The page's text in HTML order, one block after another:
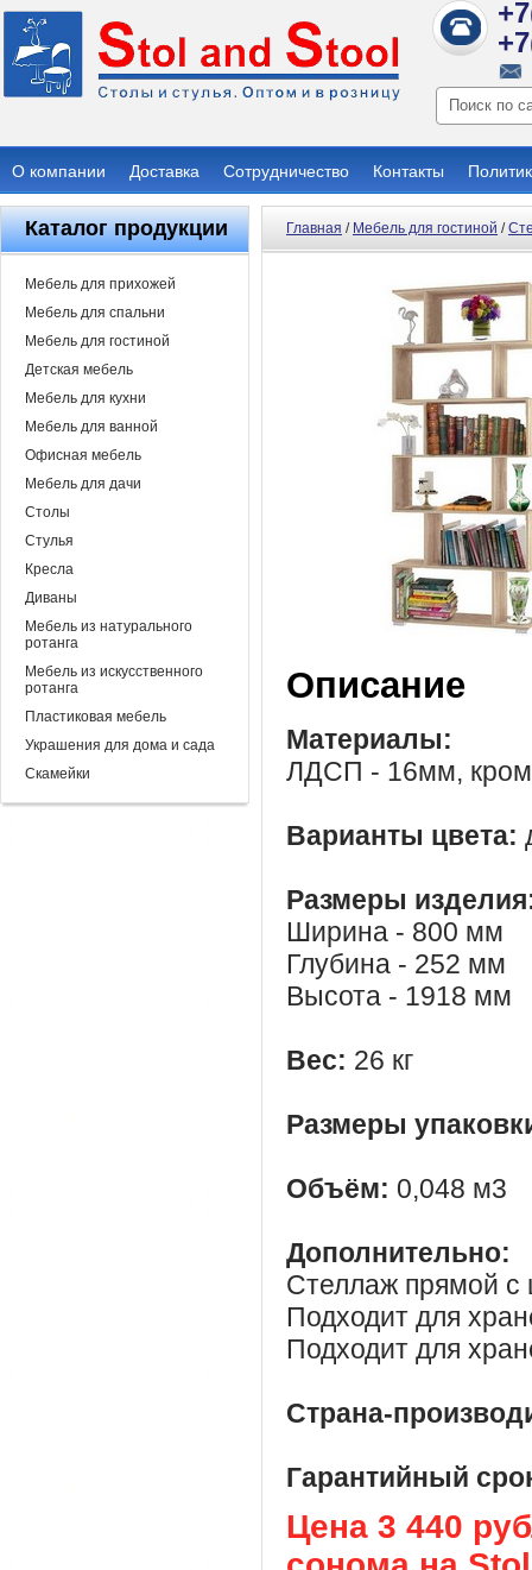
О компании Доставка Сотрудничество Контакты
Каталог продукции
Мебель для прихожей
Мебель для спальни
Мебель для гостиной
Детская мебель
Мебель для кухни
Мебель для ванной
Офисная мебель
Мебель для дачи
Столы
Стулья
Кресла
Диваны
Мебель из натурального
ротанга
Мебель из искусственного
ротанга
Пластиковая мебель
Украшения для дома и сада
Скамейки
Главная / Мебель для гостиной /
Описание
Материалы:
ЛДСП - 16мм,
Варианты цвета:
Размеры
Ширина - 800 мм
Глубина - 252 мм
Высота - 1918 мм
Вес: 26 кг
Размеры
Объём: 0,048 м3
Дополнительно:
Стеллаж прямой с
Подходит для
Подходит для
Страна-
Гарантийный
Цена 3 440